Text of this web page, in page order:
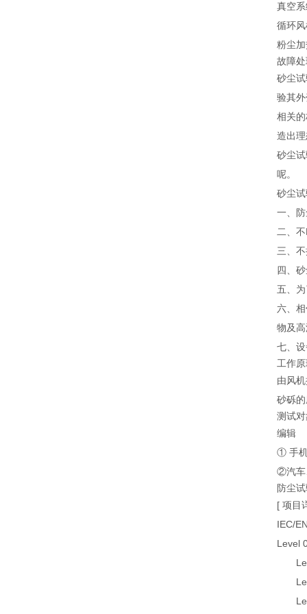
真空
循环
粉尘
故障
砂尘
验其
相关
造出
砂尘
呢。
砂尘
一、
二、
三、
四、
五、
六、
物及
七、
工作
由风
砂砾
测试
编辑
① 手机
②汽车
防尘
[ 项目
IEC/
Level